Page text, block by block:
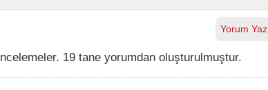
Yorum Yaz
19 tane yorumdan oluşturulmuştur.